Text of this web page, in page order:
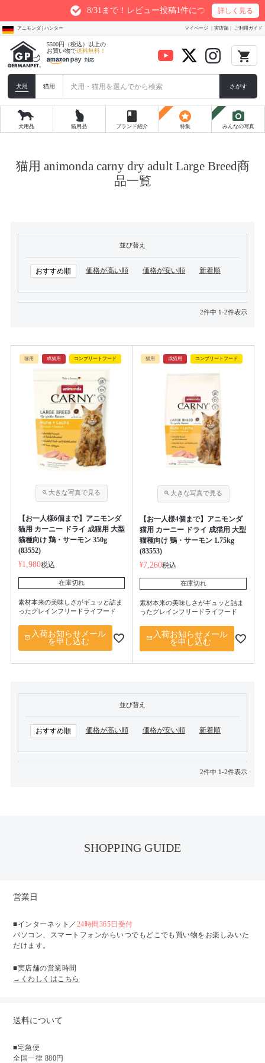
8/31まで！レビュー投稿1件につき最大200ptプレ
詳しく見る
アニモンダ | ハンター マイページ 実店舗 ご利用ガイド
5500円（税込）以上の
お買い物で送料無料！ local_grocery_store
犬用 猫用 さがす
犬用品 猫用品
book
ブランド紹介
stars
特集
photo_camera
みんなの写真
猫用 animonda carny dry adult Large Breed商
品一覧
並び替え
おすすめ順 価格が高い順 価格が安い順 新着順
2件中 1-2件表示
猫用 成猫用 コンプリートフード
【お一人様6個まで】アニモンダ
猫用 カーニー ドライ 成猫用 大型
猫種向け 鶏・サーモン 350g
(83552)
¥1,980税込
在庫切れ
素材本来の美味しさがギュッと詰ま
ったグレインフリードライフード
入荷お知らせメール
を申し込む
猫用 成猫用 コンプリートフード
【お一人様4個まで】アニモンダ
猫用 カーニー ドライ 成猫用 大型
猫種向け 鶏・サーモン 1.75kg
(83553)
¥7,260税込
在庫切れ
素材本来の美味しさがギュッと詰ま
ったグレインフリードライフード
入荷お知らせメール
を申し込む
並び替え
おすすめ順 価格が高い順 価格が安い順 新着順
2件中 1-2件表示
SHOPPING GUIDE
営業日
■インターネット／ 24時間365日受付
パソコン、スマートフォンからいつでもどこでも買い物をお楽しみいた
だけます。
■実店舗の営業時間
→くわしくはこちら
送料について
■宅急便
全国一律 880円